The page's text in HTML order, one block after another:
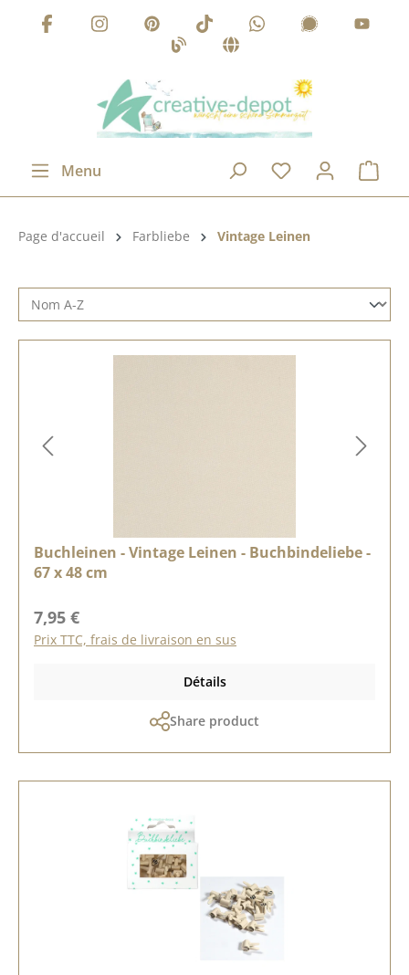
Passer au contenu principal
Menu
Catégorie de produits:
Page d'accueil Farbliebe Vintage Leinen
Buchleinen - Vintage Leinen - Buchbindeliebe -
67 x 48 cm
Prix régulier :
7,95 €
Prix TTC, frais de livraison en sus
Détails
Share product